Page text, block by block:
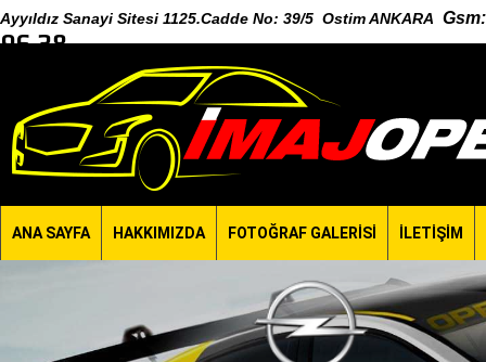
Ayyıldız Sanayi Sitesi 1125.Cadde No: 39/5 Ostim ANKARA Gsm:
96 38
ANA SAYFA HAKKIMIZDA FOTOĞRAF GALERİSİ İLETİŞİM